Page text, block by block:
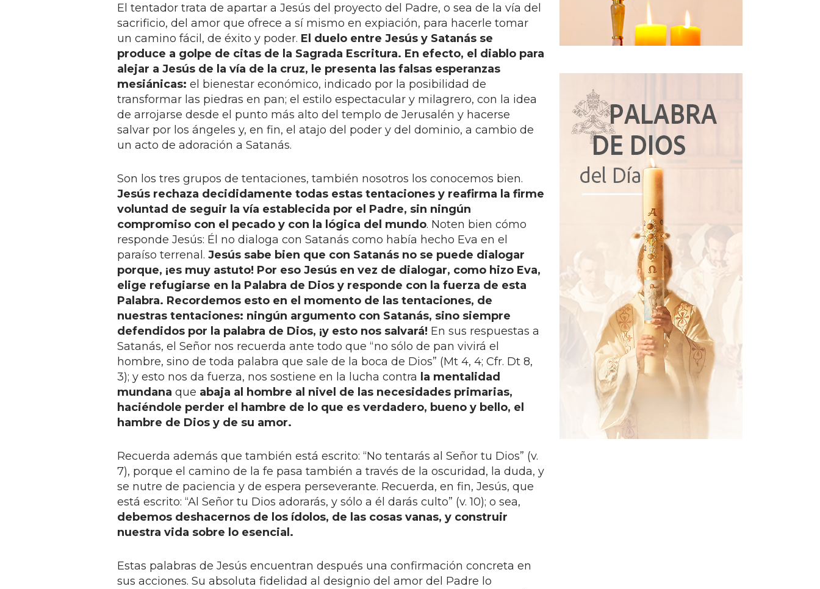
El tentador trata de apartar a Jesús del proyecto del Padre, o sea de la vía del
sacrificio, del amor que ofrece a sí mismo en expiación, para hacerle tomar
un camino fácil, de éxito y poder. El duelo entre Jesús y Satanás se
produce a golpe de citas de la Sagrada Escritura. En efecto, el diablo para
alejar a Jesús de la vía de la cruz, le presenta las falsas esperanzas
mesiánicas: el bienestar económico, indicado por la posibilidad de
transformar las piedras en pan; el estilo espectacular y milagrero, con la idea
de arrojarse desde el punto más alto del templo de Jerusalén y hacerse
salvar por los ángeles y, en fin, el atajo del poder y del dominio, a cambio de
un acto de adoración a Satanás.
Son los tres grupos de tentaciones, también nosotros los conocemos bien.
Jesús rechaza decididamente todas estas tentaciones y reafirma la firme
voluntad de seguir la vía establecida por el Padre, sin ningún
compromiso con el pecado y con la lógica del mundo. Noten bien cómo
responde Jesús: Él no dialoga con Satanás como había hecho Eva en el
paraíso terrenal. Jesús sabe bien que con Satanás no se puede dialogar
porque, ¡es muy astuto! Por eso Jesús en vez de dialogar, como hizo Eva,
elige refugiarse en la Palabra de Dios y responde con la fuerza de esta
Palabra. Recordemos esto en el momento de las tentaciones, de
nuestras tentaciones: ningún argumento con Satanás, sino siempre
defendidos por la palabra de Dios, ¡y esto nos salvará! En sus respuestas a
Satanás, el Señor nos recuerda ante todo que “no sólo de pan vivirá el
hombre, sino de toda palabra que sale de la boca de Dios” (Mt 4, 4; Cfr. Dt 8,
3); y esto nos da fuerza, nos sostiene en la lucha contra la mentalidad
mundana que abaja al hombre al nivel de las necesidades primarias,
haciéndole perder el hambre de lo que es verdadero, bueno y bello, el
hambre de Dios y de su amor.
Recuerda además que también está escrito: “No tentarás al Señor tu Dios” (v.
7), porque el camino de la fe pasa también a través de la oscuridad, la duda, y
se nutre de paciencia y de espera perseverante. Recuerda, en fin, Jesús, que
está escrito: “Al Señor tu Dios adorarás, y sólo a él darás culto” (v. 10); o sea,
debemos deshacernos de los ídolos, de las cosas vanas, y construir
nuestra vida sobre lo esencial.
Estas palabras de Jesús encuentran después una confirmación concreta en
sus acciones. Su absoluta fidelidad al designio del amor del Padre lo